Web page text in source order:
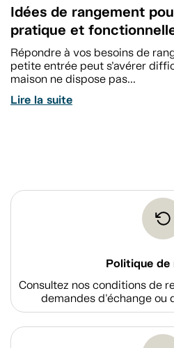
Idées de rangement
pratique et
Répondre à vos besoins de
petite entrée peut s’avérer
maison ne dispose pas...
Lire la suite
Politique de
Consultez nos conditions de
demandes d'échange ou